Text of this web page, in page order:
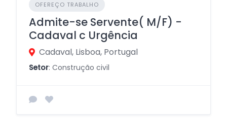
OFEREÇO TRABALHO
Admite-se Servente( M/F) -
Cadaval c Urgência
Cadaval, Lisboa, Portugal
Setor: Construção civil